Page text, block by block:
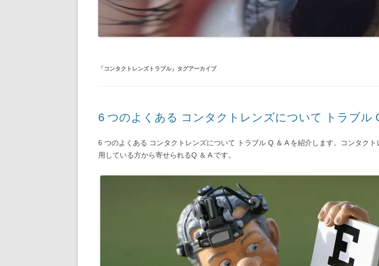
「 コンタクトレンズトラブル」タグアーカイブ
6 つのよくある コンタクトレンズについて トラブル
6 つのよくある コンタクトレンズについて トラブル Q ＆ A を紹介します。コンタクト
用している方から寄せられるQ ＆ A です。